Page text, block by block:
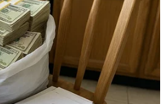
tiếp tục điều tra mở rộng
còn lại trong đường dây
.